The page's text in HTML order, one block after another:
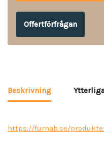
Offertförfrågan
Beskrivning
https://furnab.se/